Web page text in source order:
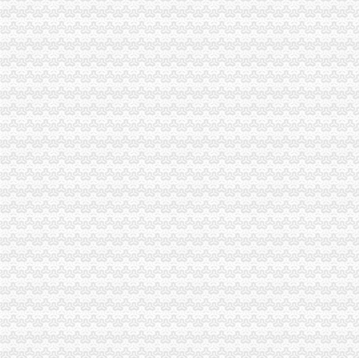
【北京分类信息】北京免费发布信息网-北京58同城
重庆市国土资源和房屋管理局关于试行房地产中介代理代办示范合同的
渝中区工商登记
无标题
元樱桃木橱柜掺买家怎么索赔？
渝中区工商代办
渝中区执照代办,渝中区工商代办可靠,浩业可靠的代办公司-优变商
【多图】渝中区朝天门听江大厦一线江景房大3房视野采光好-成淑梅
渝中区公司注册
中国邮政储蓄银行股份有限公司重庆渝中区石油路支行
重庆市渝中区中兴印刷厂
渝中区代办公司
重庆代办验资_重庆代办验资价格_重庆代办验资批发_第1页_无忧交易
协信公馆小区租房,一室两厅,渝中区协信公馆家具家电全齐拎包入